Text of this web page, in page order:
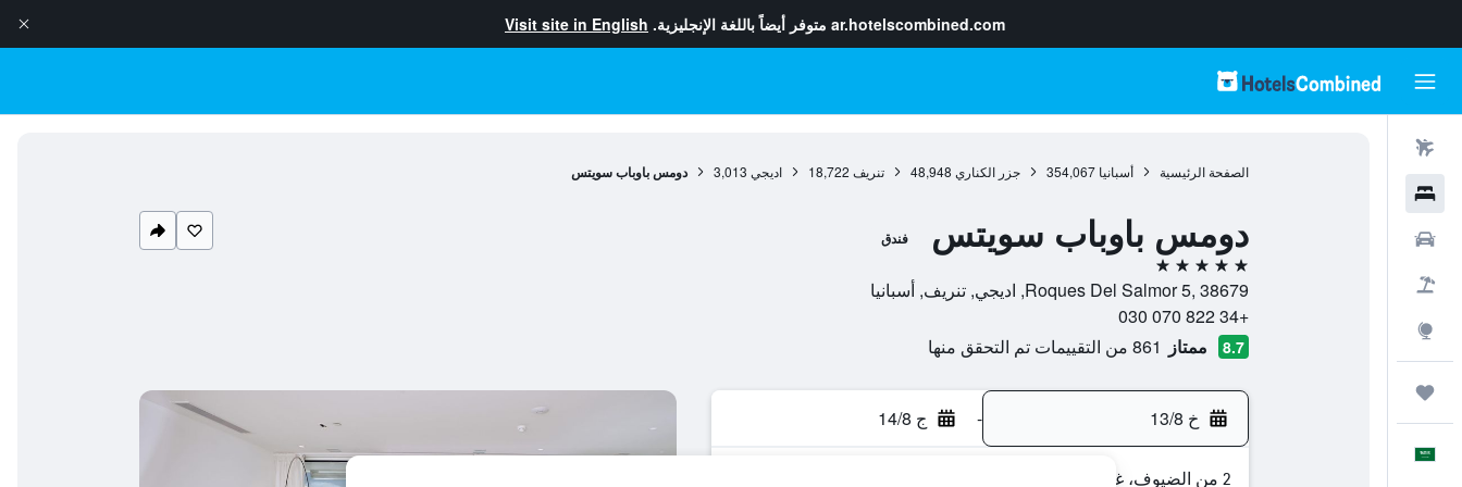
ar.hotelscombined.com متوفر أيضاً باللغة الإنجليزية. Visit site in English
الصفحة الرئيسية أسبانيا 354,067 جزر الكناري 48,948 تنريف 18,722 اديجي 3,013 دومس باوباب سويتس
دومس باوباب سويتس فندق
5 نجوم
Roques Del Salmor 5, 38679, اديجي, تنريف, أسبانيا
+34 822 070 030
8.7 ممتاز 861 من التقييمات تم التحقق منها
خ 13/8 - ج 14/8
2 من الضيوف، غرفة واحدة